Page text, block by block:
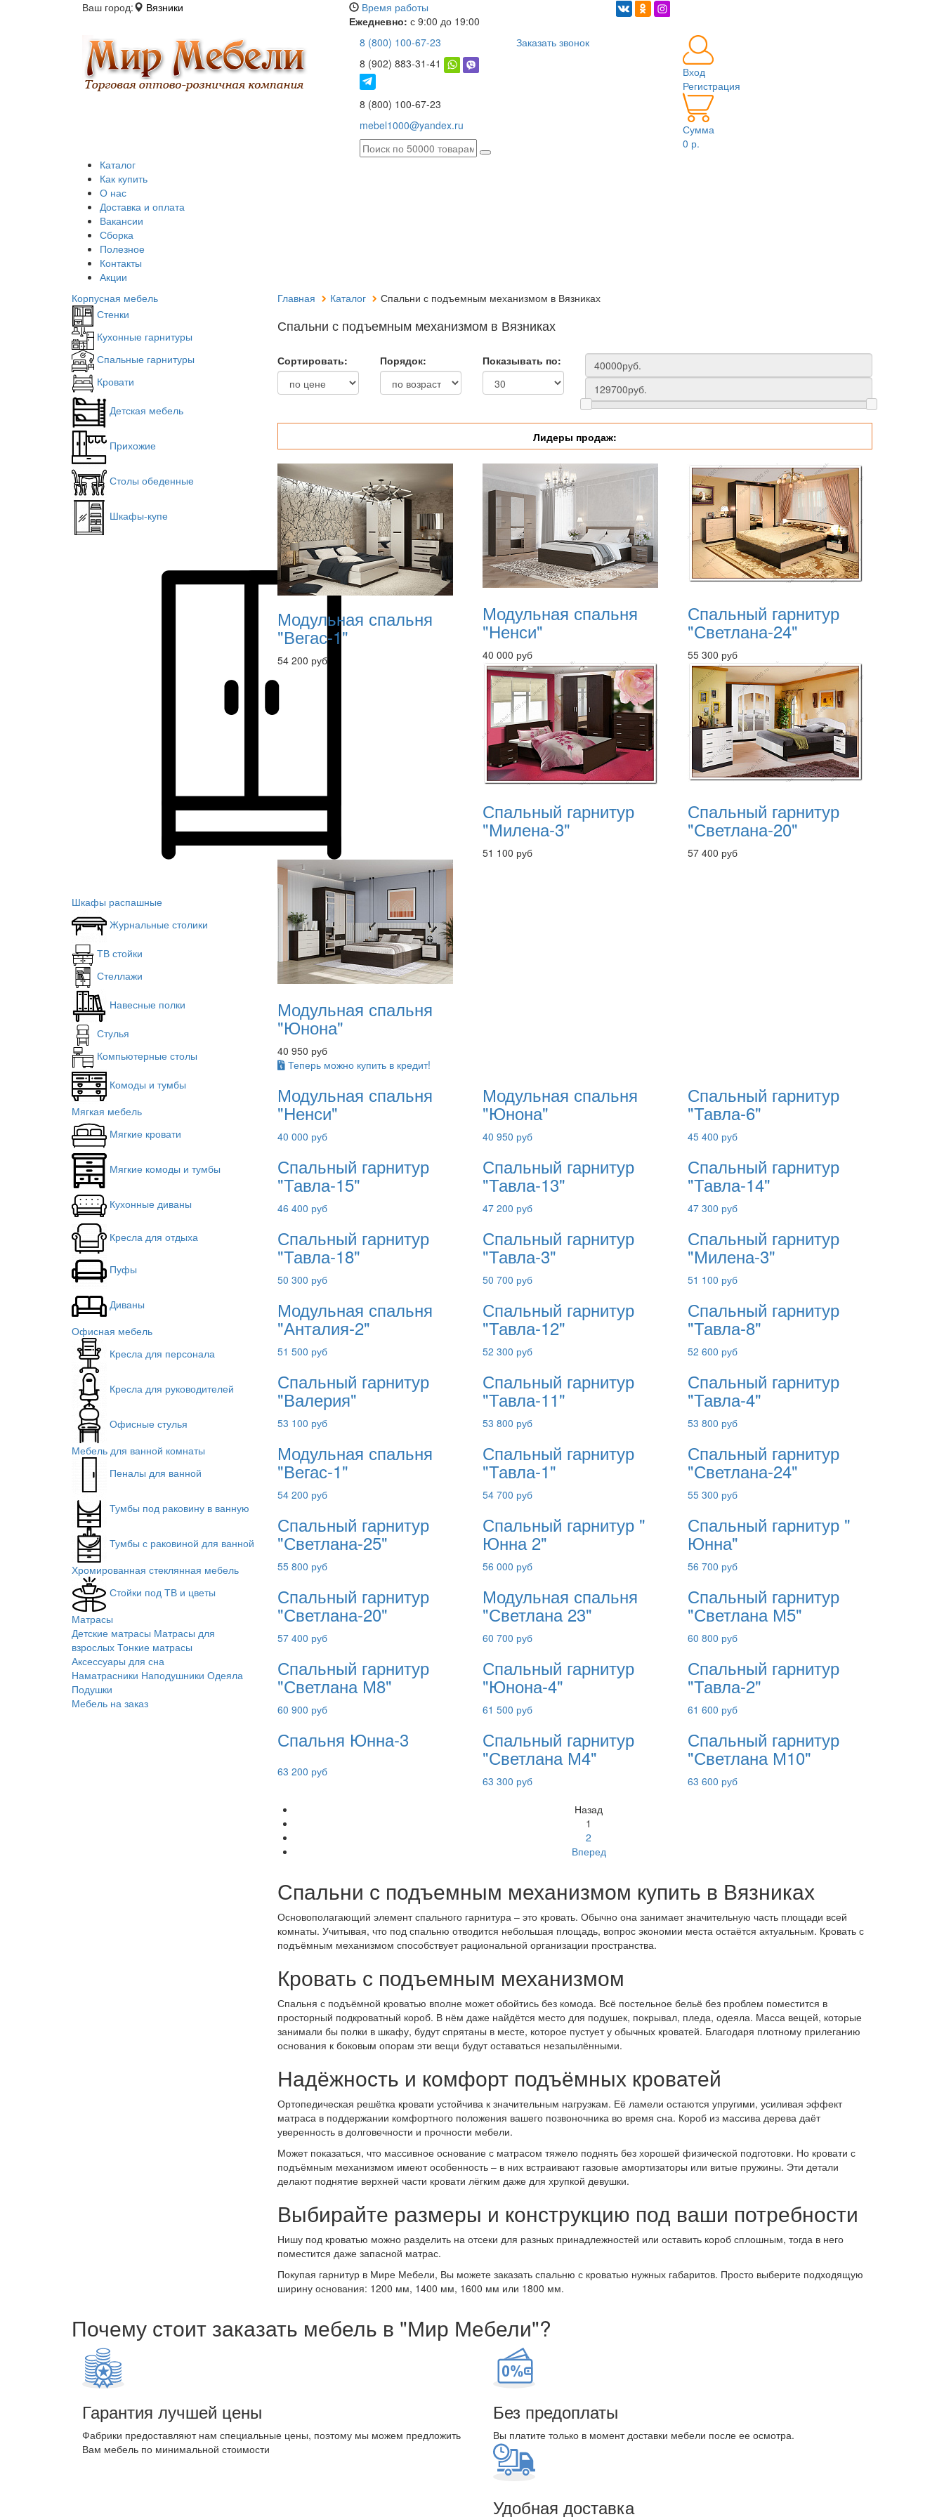
Ваш город: Вязники
Время работы
Ежедневно: с 9:00 до 19:00
8 (800) 100-67-23
8 (902) 883-31-41
8 (800) 100-67-23
mebel1000@yandex.ru
Заказать звонок
Вход
Регистрация
Сумма
0 р.
Каталог
Как купить
О нас
Доставка и оплата
Вакансии
Сборка
Полезное
Контакты
Акции
Корпусная мебель
Стенки
Кухонные гарнитуры
Спальные гарнитуры
Кровати
Детская мебель
Прихожие
Столы обеденные
Шкафы-купе
Шкафы распашные
Журнальные столики
ТВ стойки
Стеллажи
Навесные полки
Стулья
Компьютерные столы
Комоды и тумбы
Мягкая мебель
Мягкие кровати
Мягкие комоды и тумбы
Кухонные диваны
Кресла для отдыха
Пуфы
Диваны
Офисная мебель
Кресла для персонала
Кресла для руководителей
Офисные стулья
Мебель для ванной комнаты
Пеналы для ванной
Тумбы под раковину в ванную
Тумбы с раковиной для ванной
Хромированная стеклянная мебель
Стойки под ТВ и цветы
Матрасы
Детские матрасы Матрасы для
взрослых Тонкие матрасы
Аксессуары для сна
Наматрасники Наподушники Одеяла
Подушки
Мебель на заказ
Главная Каталог Спальни с подъемным механизмом в Вязниках
Спальни с подъемным механизмом в Вязниках
Сортировать: Порядок: Показывать по:
Лидеры продаж:
Модульная спальня
"Вегас-1"
54 200 руб
Модульная спальня
"Ненси"
40 000 руб
Спальный гарнитур
"Светлана-24"
55 300 руб
Спальный гарнитур
"Милена-3"
51 100 руб
Спальный гарнитур
"Светлана-20"
57 400 руб
Модульная спальня
"Юнона"
40 950 руб
Теперь можно купить в кредит!
Модульная спальня
"Ненси"
40 000 руб
Модульная спальня
"Юнона"
40 950 руб
Спальный гарнитур
"Тавла-6"
45 400 руб
Спальный гарнитур
"Тавла-15"
46 400 руб
Спальный гарнитур
"Тавла-13"
47 200 руб
Спальный гарнитур
"Тавла-14"
47 300 руб
Спальный гарнитур
"Тавла-18"
50 300 руб
Спальный гарнитур
"Тавла-3"
50 700 руб
Спальный гарнитур
"Милена-3"
51 100 руб
Модульная спальня
"Анталия-2"
51 500 руб
Спальный гарнитур
"Тавла-12"
52 300 руб
Спальный гарнитур
"Тавла-8"
52 600 руб
Спальный гарнитур
"Валерия"
53 100 руб
Спальный гарнитур
"Тавла-11"
53 800 руб
Спальный гарнитур
"Тавла-4"
53 800 руб
Модульная спальня
"Вегас-1"
54 200 руб
Спальный гарнитур
"Тавла-1"
54 700 руб
Спальный гарнитур
"Светлана-24"
55 300 руб
Спальный гарнитур
"Светлана-25"
55 800 руб
Спальный гарнитур "
Юнна 2"
56 000 руб
Спальный гарнитур "
Юнна"
56 700 руб
Спальный гарнитур
"Светлана-20"
57 400 руб
Модульная спальня
"Светлана 23"
60 700 руб
Спальный гарнитур
"Светлана М5"
60 800 руб
Спальный гарнитур
"Светлана М8"
60 900 руб
Спальный гарнитур
"Юнона-4"
61 500 руб
Спальный гарнитур
"Тавла-2"
61 600 руб
Спальня Юнна-3
63 200 руб
Спальный гарнитур
"Светлана М4"
63 300 руб
Спальный гарнитур
"Светлана М10"
63 600 руб
Назад
1
2
Вперед
Спальни с подъемным механизмом купить в Вязниках
Основополагающий элемент спального гарнитура – это кровать. Обычно она занимает значительную часть площади всей
комнаты. Учитывая, что под спальню отводится небольшая площадь, вопрос экономии места остаётся актуальным. Кровать с
подъёмным механизмом способствует рациональной организации пространства.
Кровать с подъемным механизмом
Спальня с подъёмной кроватью вполне может обойтись без комода. Всё постельное бельё без проблем поместится в
просторный подкроватный короб. В нём даже найдётся место для подушек, покрывал, пледа, одеяла. Масса вещей, которые
занимали бы полки в шкафу, будут спрятаны в месте, которое пустует у обычных кроватей. Благодаря плотному прилеганию
основания к боковым опорам эти вещи будут оставаться незапылёнными.
Надёжность и комфорт подъёмных кроватей
Ортопедическая решётка кровати устойчива к значительным нагрузкам. Её ламели остаются упругими, усиливая эффект
матраса в поддержании комфортного положения вашего позвоночника во время сна. Короб из массива дерева даёт
уверенность в долговечности и прочности мебели.
Может показаться, что массивное основание с матрасом тяжело поднять без хорошей физической подготовки. Но кровати с
подъёмным механизмом имеют особенность – в них встраивают газовые амортизаторы или витые пружины. Эти детали
делают поднятие верхней части кровати лёгким даже для хрупкой девушки.
Выбирайте размеры и конструкцию под ваши потребности
Нишу под кроватью можно разделить на отсеки для разных принадлежностей или оставить короб сплошным, тогда в него
поместится даже запасной матрас.
Покупая гарнитур в Мире Мебели, Вы можете заказать спальню с кроватью нужных габаритов. Просто выберите подходящую
ширину основания: 1200 мм, 1400 мм, 1600 мм или 1800 мм.
Почему стоит заказать мебель в "Мир Мебели"?
Гарантия лучшей цены
Фабрики предоставляют нам специальные цены, поэтому мы можем предложить
Вам мебель по минимальной стоимости
Без предоплаты
Вы платите только в момент доставки мебели после ее осмотра.
Удобная доставка